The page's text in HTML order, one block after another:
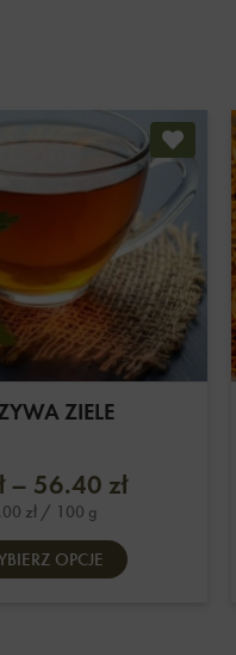
ZIELE
– 56.40zł
zł / 100 g
OPCJE